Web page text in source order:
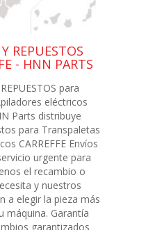
REPUESTOS
- HNN PARTS
para
eléctricos
Parts distribuye
para Transpaletas
CARREFFE Envíos
urgente para
el recambio o
y nuestros
a elegir la pieza más
máquina. Garantía
garantizados